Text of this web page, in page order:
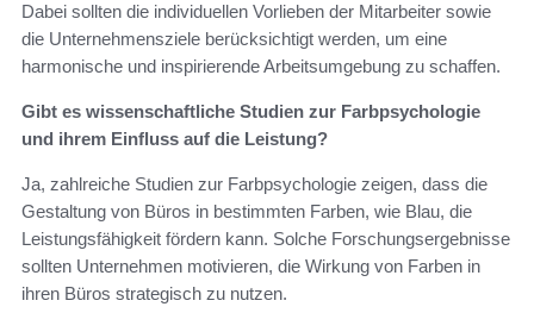
Dabei sollten die individuellen Vorlieben der Mitarbeiter sowie
die Unternehmensziele berücksichtigt werden, um eine
harmonische und inspirierende Arbeitsumgebung zu schaffen.
Gibt es wissenschaftliche Studien zur Farbpsychologie
und ihrem Einfluss auf die Leistung?
Ja, zahlreiche Studien zur Farbpsychologie zeigen, dass die
Gestaltung von Büros in bestimmten Farben, wie Blau, die
Leistungsfähigkeit fördern kann. Solche Forschungsergebnisse
sollten Unternehmen motivieren, die Wirkung von Farben in
ihren Büros strategisch zu nutzen.